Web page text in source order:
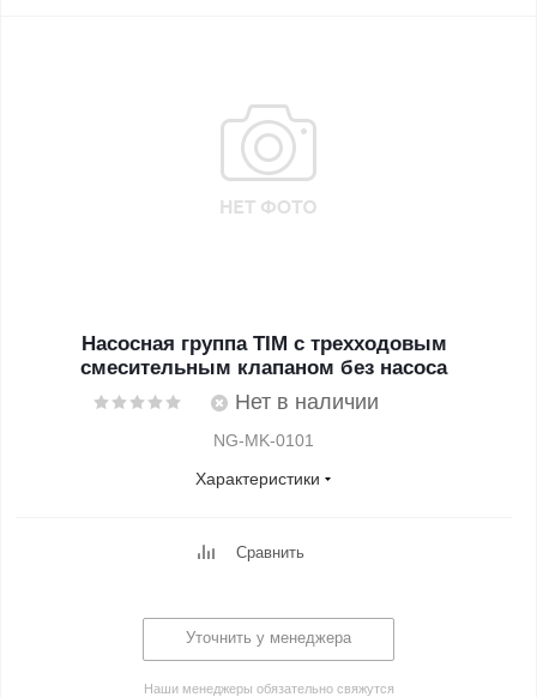
Насосная группа TIM с трехходовым
смесительным клапаном без насоса
Нет в наличии
NG-MK-0101
Характеристики
Сравнить
Уточнить у менеджера
Наши менеджеры обязательно свяжутся